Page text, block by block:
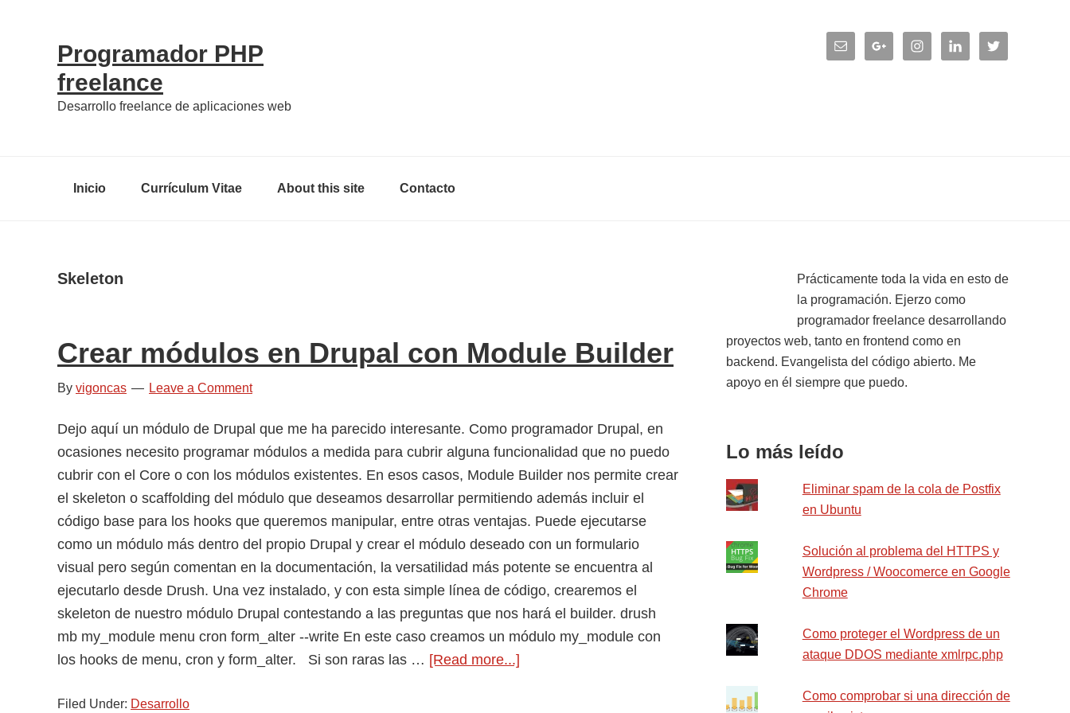
navigation
Programador PHP
freelance
Desarrollo freelance de aplicaciones web
navigation
Inicio Currículum Vitae About this site Contacto
Skeleton
Crear módulos en Drupal con Module Builder
By vigoncas Leave a Comment
Dejo aquí un módulo de Drupal que me ha parecido interesante. Como programador Drupal, en
ocasiones necesito programar módulos a medida para cubrir alguna funcionalidad que no puedo
cubrir con el Core o con los módulos existentes. En esos casos, Module Builder nos permite crear
el skeleton o scaffolding del módulo que deseamos desarrollar permitiendo además incluir el
código base para los hooks que queremos manipular, entre otras ventajas. Puede ejecutarse
como un módulo más dentro del propio Drupal y crear el módulo deseado con un formulario
visual pero según comentan en la documentación, la versatilidad más potente se encuentra al
ejecutarlo desde Drush. Una vez instalado, y con esta simple línea de código, crearemos el
skeleton de nuestro módulo Drupal contestando a las preguntas que nos hará el builder. drush
mb my_module menu cron form_alter --write En este caso creamos un módulo my_module con
los hooks de menu, cron y form_alter. Si son raras las … [Read more...]
Filed Under: Desarrollo
Primary
Sidebar
Prácticamente toda la vida en esto de
la programación. Ejerzo como
programador freelance desarrollando
proyectos web, tanto en frontend como en
backend. Evangelista del código abierto. Me
apoyo en él siempre que puedo.
Lo más leído
Eliminar spam de la cola de Postfix
en Ubuntu
Solución al problema del HTTPS y
Wordpress / Woocomerce en Google
Chrome
Como proteger el Wordpress de un
ataque DDOS mediante xmlrpc.php
Como comprobar si una dirección de